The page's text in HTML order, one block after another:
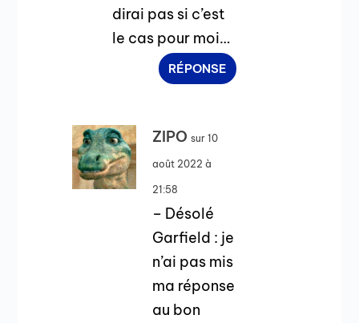
dirai pas si c’est
le cas pour moi…
RÉPONSE
ZIPO sur 10
août 2022 à
21:58
– Désolé
Garfield : je
n’ai pas mis
ma réponse
au bon